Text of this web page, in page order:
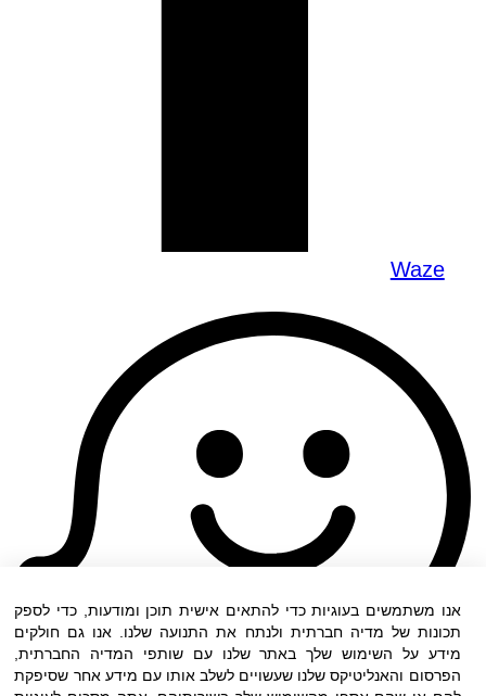
Waze
אנו משתמשים בעוגיות כדי להתאים אישית תוכן ומודעות, כדי לספק
תכונות של מדיה חברתית ולנתח את התנועה שלנו. אנו גם חולקים
מידע על השימוש שלך באתר שלנו עם שותפי המדיה החברתית,
הפרסום והאנליטיקס שלנו שעשויים לשלב אותו עם מידע אחר שסיפקת